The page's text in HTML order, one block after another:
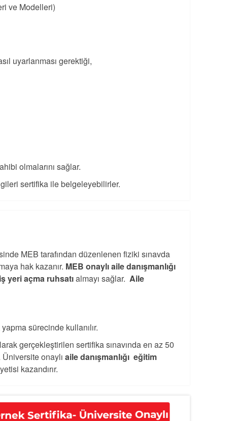
ve Modelleri)
uyarlanması gerektiği,
olmalarını sağlar.
sertifika ile belgeleyebilirler.
MEB tarafından düzenlenen fiziki sınavda
hak kazanır. MEB onaylı aile danışmanlığı
iş yeri açma ruhsatıalmayı sağlar. Aile
sürecinde kullanılır.
gerçekleştirilen sertifika sınavında en az 50
onaylı aile danışmanlığı eğitim
kazandırır.